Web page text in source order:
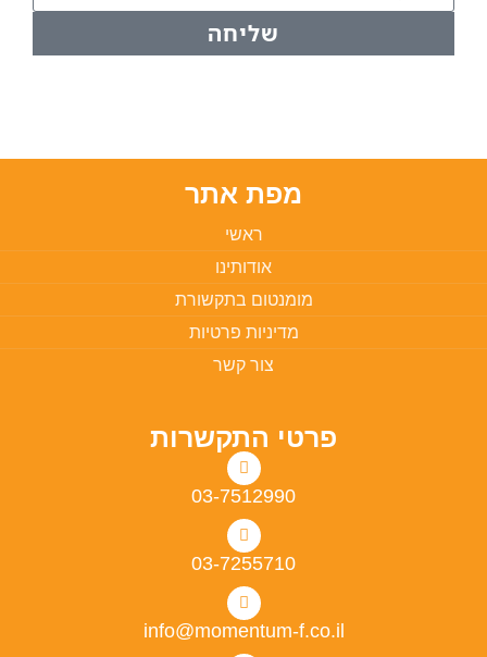
שליחה
מפת אתר
ראשי
אודותינו
מומנטום בתקשורת
מדיניות פרטיות
צור קשר
פרטי התקשרות
03-7512990
03-7255710
info@momentum-f.co.il